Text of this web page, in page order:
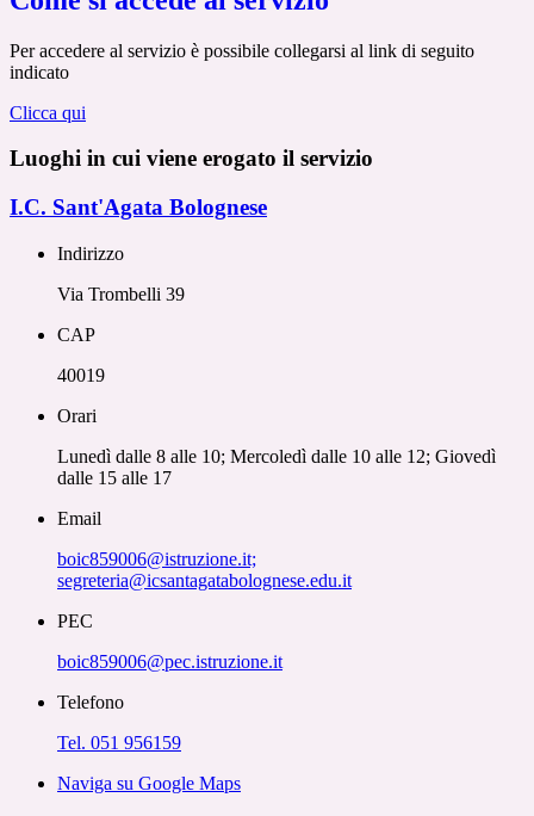
Per accedere al servizio è possibile collegarsi al link di seguito
indicato
Clicca qui
Luoghi in cui viene erogato il servizio
I.C. Sant'Agata Bolognese
Indirizzo
Via Trombelli 39
CAP
40019
Orari
Lunedì dalle 8 alle 10; Mercoledì dalle 10 alle 12; Giovedì
dalle 15 alle 17
Email
boic859006@istruzione.it;
segreteria@icsantagatabolognese.edu.it
PEC
boic859006@pec.istruzione.it
Telefono
Tel. 051 956159
Naviga su Google Maps